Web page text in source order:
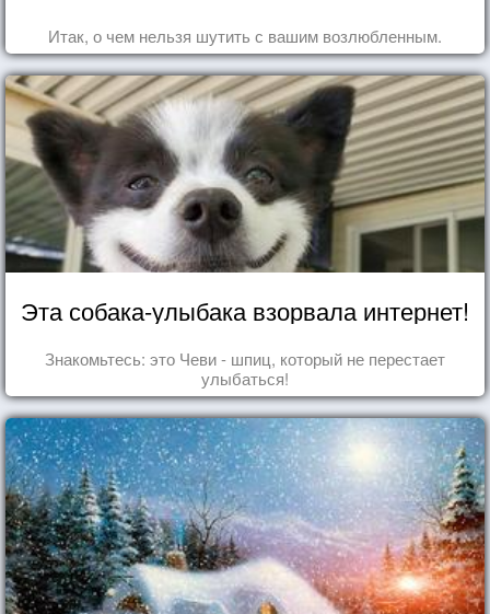
Итак, о чем нельзя шутить с вашим возлюбленным.
Эта собака-улыбака взорвала интернет!
Знакомьтесь: это Чеви - шпиц, который не перестает
улыбаться!